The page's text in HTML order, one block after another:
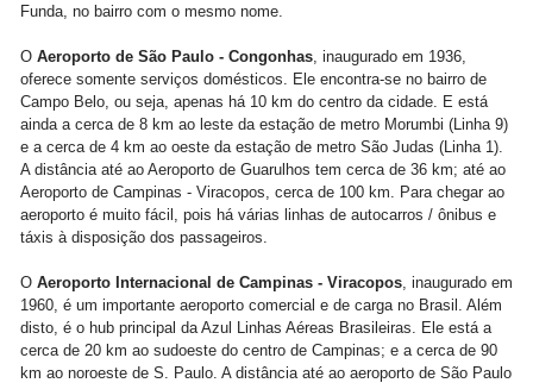
Funda, no bairro com o mesmo nome.
O Aeroporto de São Paulo - Congonhas , inaugurado em 1936,
oferece somente serviços domésticos. Ele encontra-se no bairro de
Campo Belo, ou seja, apenas há 10 km do centro da cidade. E está
ainda a cerca de 8 km ao leste da estação de metro Morumbi (Linha 9)
e a cerca de 4 km ao oeste da estação de metro São Judas (Linha 1).
A distância até ao Aeroporto de Guarulhos tem cerca de 36 km; até ao
Aeroporto de Campinas - Viracopos, cerca de 100 km. Para chegar ao
aeroporto é muito fácil, pois há várias linhas de autocarros / ônibus e
táxis à disposição dos passageiros.
O Aeroporto Internacional de Campinas - Viracopos , inaugurado em
1960, é um importante aeroporto comercial e de carga no Brasil. Além
disto, é o hub principal da Azul Linhas Aéreas Brasileiras. Ele está a
cerca de 20 km ao sudoeste do centro de Campinas; e a cerca de 90
km ao noroeste de S. Paulo. A distância até ao aeroporto de São Paulo